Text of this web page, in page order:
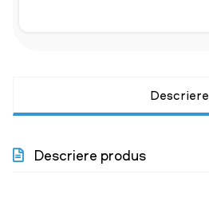
Descriere
Descriere produs